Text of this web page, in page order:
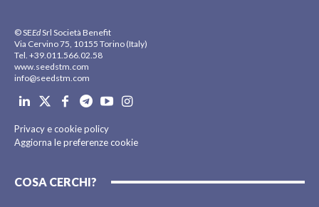
© SEEdSrl Società Benefit
Via Cervino 75, 10155 Torino (Italy)
Tel. +39.011.566.02.58
www.seedstm.com
info@seedstm.com
Privacy e cookie policy
Aggiorna le preferenze cookie
COSA CERCHI?